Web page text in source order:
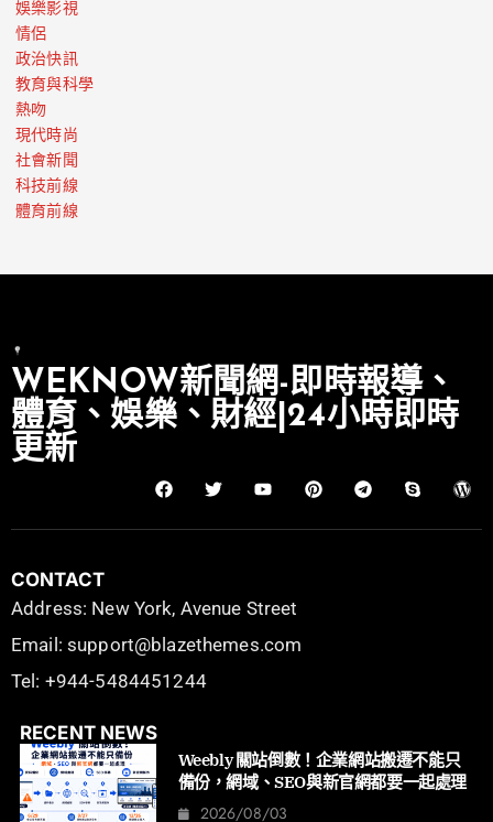
娛樂影視
情侶
政治快訊
教育與科學
熱吻
現代時尚
社會新聞
科技前線
體育前線
WEKNOW新聞網-即時報導、
體育、娛樂、財經|24小時即時
更新
CONTACT
Address: New York, Avenue Street
Email: support@blazethemes.com
Tel: +944-5484451244
RECENT NEWS
Weebly 關站倒數！企業網站搬遷不能只
備份，網域、SEO與新官網都要一起處理
2026/08/03